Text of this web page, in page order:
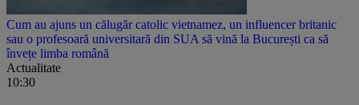
Cum au ajuns un călugăr catolic vietnamez, un influencer britanic
sau o profesoară universitară din SUA să vină la București ca să
învețe limba română
Actualitate
10:30